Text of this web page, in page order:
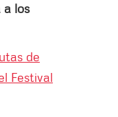
a los
de
Festival